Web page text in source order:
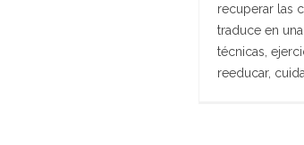
recuperar las
traduce en
técnicas,
reeducar,